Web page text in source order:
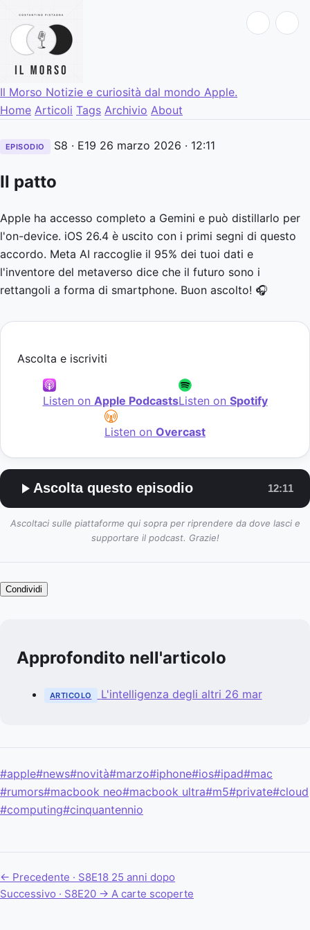
Il Morso Notizie e curiosità dal mondo Apple.
Home Articoli Tags Archivio About
EPISODIO S8 · E19 26 marzo 2026 · 12:11
Il patto
Apple ha accesso completo a Gemini e può distillarlo per
l'on-device. iOS 26.4 è uscito con i primi segni di questo
accordo. Meta AI raccoglie il 95% dei tuoi dati e
l'inventore del metaverso dice che il futuro sono i
rettangoli a forma di smartphone. Buon ascolto! 🎧
Ascolta e iscriviti
Listen on Apple PodcastsListen on Spotify
Listen on Overcast
Ascolta questo episodio 12:11
Ascoltaci sulle piattaforme qui sopra per riprendere da dove lasci e
supportare il podcast. Grazie!
Condividi
Approfondito nell'articolo
ARTICOLO L'intelligenza degli altri 26 mar
#apple#news#novità#marzo#iphone#ios#ipad#mac
#rumors#macbook neo#macbook ultra#m5#private#cloud
#computing#cinquantennio
← Precedente · S8E18 25 anni dopo
Successivo · S8E20 → A carte scoperte